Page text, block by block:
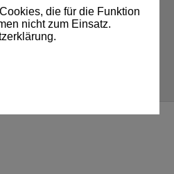
die für die Funktion
nicht zum Einsatz.
.